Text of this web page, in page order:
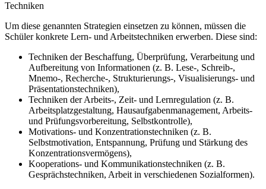
Techniken
Um diese genannten Strategien einsetzen zu können, müssen die
Schüler konkrete Lern- und Arbeitstechniken erwerben. Diese sind:
Techniken der Beschaffung, Überprüfung, Verarbeitung und
Aufbereitung von Informationen (z. B. Lese-, Schreib-,
Mnemo-, Recherche-, Strukturierungs-, Visualisierungs- und
Präsentationstechniken),
Techniken der Arbeits-, Zeit- und Lernregulation (z. B.
Arbeitsplatzgestaltung, Hausaufgabenmanagement, Arbeits-
und Prüfungsvorbereitung, Selbstkontrolle),
Motivations- und Konzentrationstechniken (z. B.
Selbstmotivation, Entspannung, Prüfung und Stärkung des
Konzentrationsvermögens),
Kooperations- und Kommunikationstechniken (z. B.
Gesprächstechniken, Arbeit in verschiedenen Sozialformen).